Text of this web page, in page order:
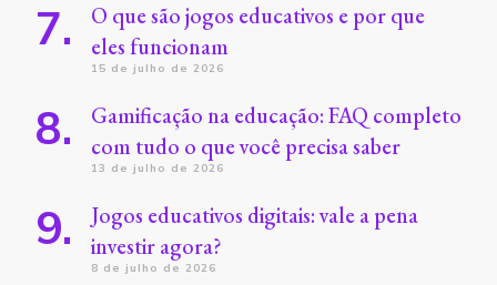
O que são jogos educativos e por que
eles funcionam
15 de julho de 2026
Gamificação na educação: FAQ completo
com tudo o que você precisa saber
13 de julho de 2026
Jogos educativos digitais: vale a pena
investir agora?
8 de julho de 2026